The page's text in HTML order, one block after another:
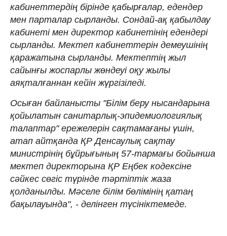
кабинеттердің бірінде қабырғалар, едендер
мен парталар сырланды. Сондай-ақ қабылдау
кабинеті мен директор кабинетінің едендері
сырланды. Мектеп кабинеттерін демеушінің
қаражатына сырланды. Мектептің жыл
сайынғы жоспарлы жөндеуі оқу жылы
аяқталғаннан кейін жүргізіледі.
Осыған байланысты "Білім беру нысандарына
қойылатын санитарлық-эпидемиологиялық
талаптар" ережелерін сақтамағаны үшін,
атап айтқанда ҚР Денсаулық сақтау
министрінің бұйрығының 57-тармағы бойынша
мектеп директорына ҚР Еңбек кодексіне
сәйкес сөгіс түрінде тәртіптік жаза
қолданылды. Мәселе білім бөлімінің қатаң
бақылауында", - делінген түсініктемеде.